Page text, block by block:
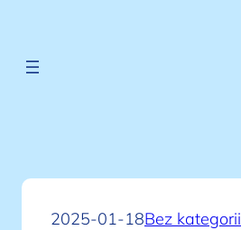
2025-01-18Bez kategorii